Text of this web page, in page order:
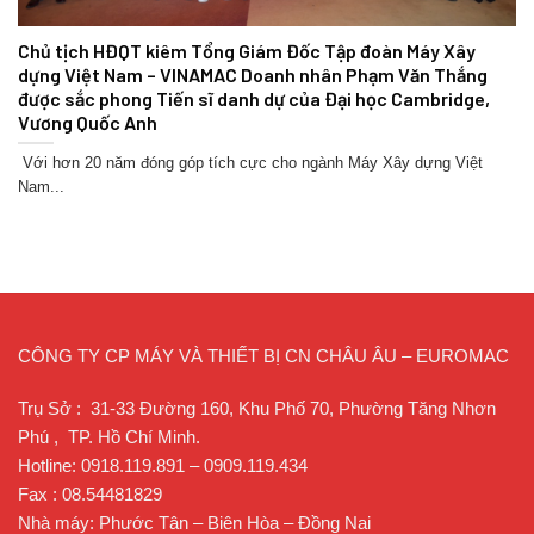
Chủ tịch HĐQT kiêm Tổng Giám Đốc Tập đoàn Máy Xây
dựng Việt Nam – VINAMAC Doanh nhân Phạm Văn Thắng
được sắc phong Tiến sĩ danh dự của Đại học Cambridge,
Vương Quốc Anh
Với hơn 20 năm đóng góp tích cực cho ngành Máy Xây dựng Việt
Nam...
CÔNG TY CP MÁY VÀ THIẾT BỊ CN CHÂU ÂU – EUROMAC
Trụ Sở : 31-33 Đường 160, Khu Phố 70, Phường Tăng Nhơn
Phú , TP. Hồ Chí Minh.
Hotline: 0918.119.891 – 0909.119.434
Fax : 08.54481829
Nhà máy: Phước Tân – Biên Hòa – Đồng Nai